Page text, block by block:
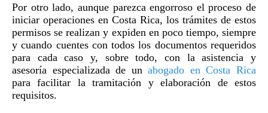
Por otro lado, aunque parezca engorroso el proceso de
iniciar operaciones en Costa Rica, los trámites de estos
permisos se realizan y expiden en poco tiempo, siempre
y cuando cuentes con todos los documentos requeridos
para cada caso y, sobre todo, con la asistencia y
asesoría especializada de unabogado en Costa Rica
para facilitar la tramitación y elaboración de estos
requisitos.